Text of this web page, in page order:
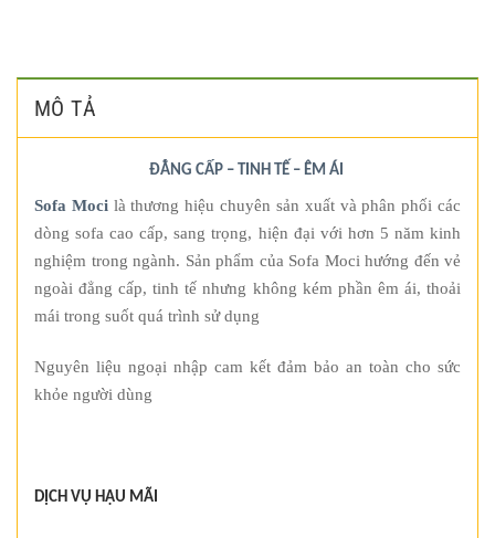
MÔ TẢ
ĐẲNG CẤP – TINH TẾ – ÊM ÁI
Sofa Mocilà thương hiệu chuyên sản xuất và phân phối các
dòng sofa cao cấp, sang trọng, hiện đại với hơn 5 năm kinh
nghiệm trong ngành. Sản phẩm của Sofa Moci hướng đến vẻ
ngoài đẳng cấp, tinh tế nhưng không kém phần êm ái, thoải
mái trong suốt quá trình sử dụng
Nguyên liệu ngoại nhập cam kết đảm bảo an toàn cho sức
khỏe người dùng
DỊCH VỤ HẬU MÃI